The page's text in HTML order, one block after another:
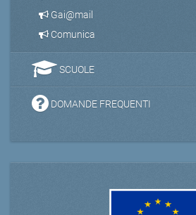
Gai@mail
Comunica
SCUOLE
DOMANDE FREQUENTI